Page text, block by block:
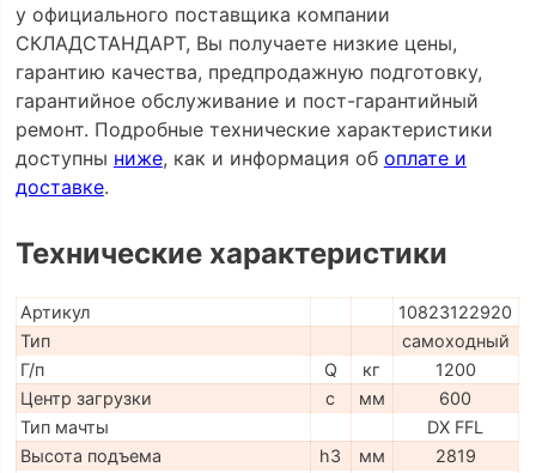
у официального поставщика компании
СКЛАДСТАНДАРТ, Вы получаете низкие цены,
гарантию качества, предпродажную подготовку,
гарантийное обслуживание и пост-гарантийный
ремонт. Подробные технические характеристики
доступны ниже, как и информация об оплате и
доставке.
Технические характеристики
Артикул
10823122920
Тип
самоходный
Г/п
Q кг
1200
Центр загрузки
c мм
600
Тип мачты
DX FFL
Высота подъема
h3 мм
2819